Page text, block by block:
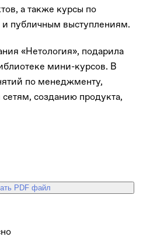
а также курсы по
и публичным выступлениям.
«Нетология», подарила
мини-курсов. В
по менеджменту,
созданию продукта,
PDF файл